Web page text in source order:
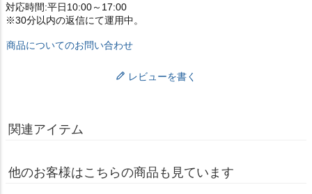
対応時間:平日10:00～17:00
※30分以内の返信にて運用中。
商品についてのお問い合わせ
レビューを書く
関連アイテム
他のお客様はこちらの商品も見ています